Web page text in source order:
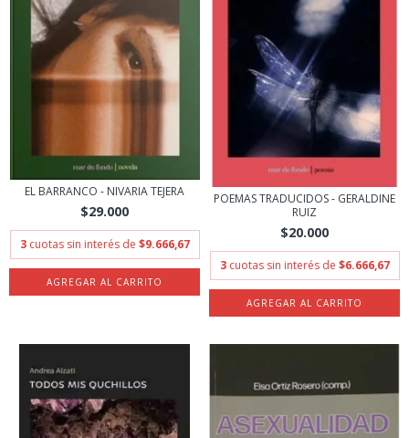
EL BARRANCO - NIVARIA TEJERA
$29.000
3 cuotas sin interés de $9.666,67
POEMAS TRADUCIDOS - GERALDINE
RUIZ
$20.000
3 cuotas sin interés de $6.666,67